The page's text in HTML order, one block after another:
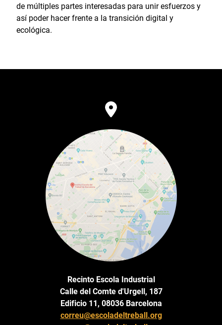
de múltiples partes interesadas para unir esfuerzos y
así poder hacer frente a la transición digital y
ecológica.
Recinto Escola Industrial
Calle del Comte d'Urgell, 187
Edificio 11, 08036 Barcelona
correu@escoladeltreball.org